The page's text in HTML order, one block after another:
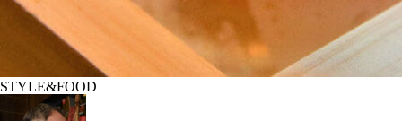
STYLE&FOOD